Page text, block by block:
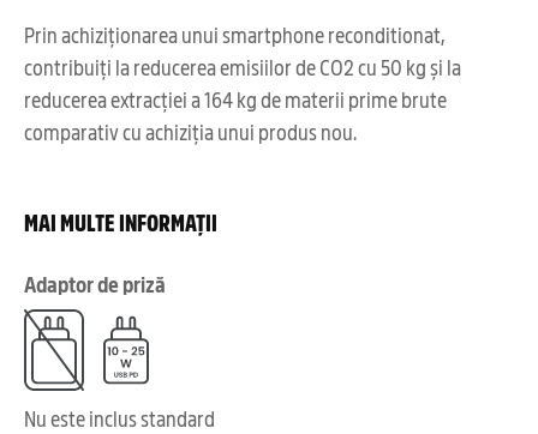
Prin achiziționarea unui smartphone reconditionat,
contribuiți la reducerea emisiilor de CO2 cu 50 kg și la
reducerea extracției a 164 kg de materii prime brute
comparativ cu achiziția unui produs nou.
MAI MULTE INFORMAȚII
Adaptor de priză
Nu este inclus standard